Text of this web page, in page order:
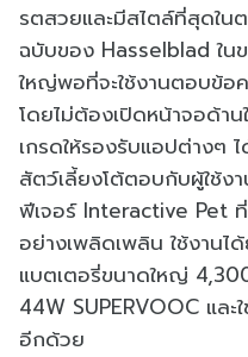
รตสวยและมีสไตล์ที่สุดใ
ฉบับของ Hasselblad ใ
ใหญ่พอที่จะใช้งานตอบข้อ
โดยไม่ต้องเปิดหน้าจอด้า
เกรดให้รองรับแอปต่างๆ
สัตว์เลี้ยงโต้ตอบกับผู้ใช้ง
ฟีเจอร์ Interactive Pet
อย่างเพลิดเพลิน ใช้งานไ
แบตเตอรี่ขนาดใหญ่
44W SUPERVOOC แล
อีกด้วย